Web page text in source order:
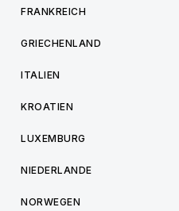
FRANKREICH
GRIECHENLAND
ITALIEN
KROATIEN
LUXEMBURG
NIEDERLANDE
NORWEGEN